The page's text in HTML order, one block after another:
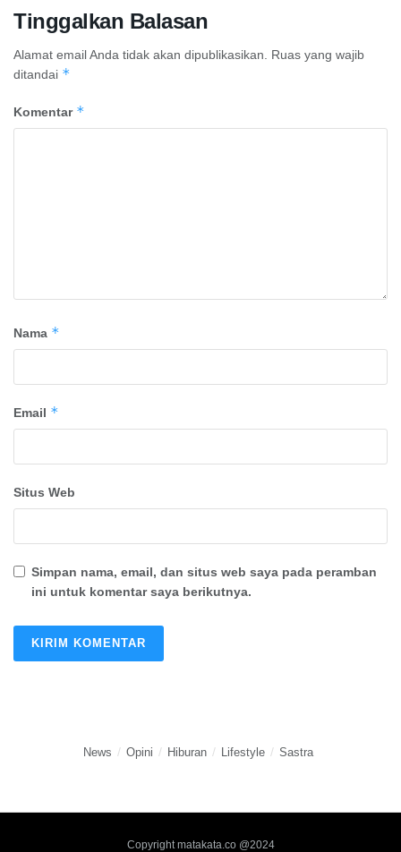
Tinggalkan Balasan
Alamat email Anda tidak akan dipublikasikan.
Ruas yang wajib
ditandai *
Komentar *
Nama *
Email *
Situs Web
Simpan nama, email, dan situs web saya pada peramban
ini untuk komentar saya berikutnya.
News Opini Hiburan Lifestyle Sastra
Copyright matakata.co @2024